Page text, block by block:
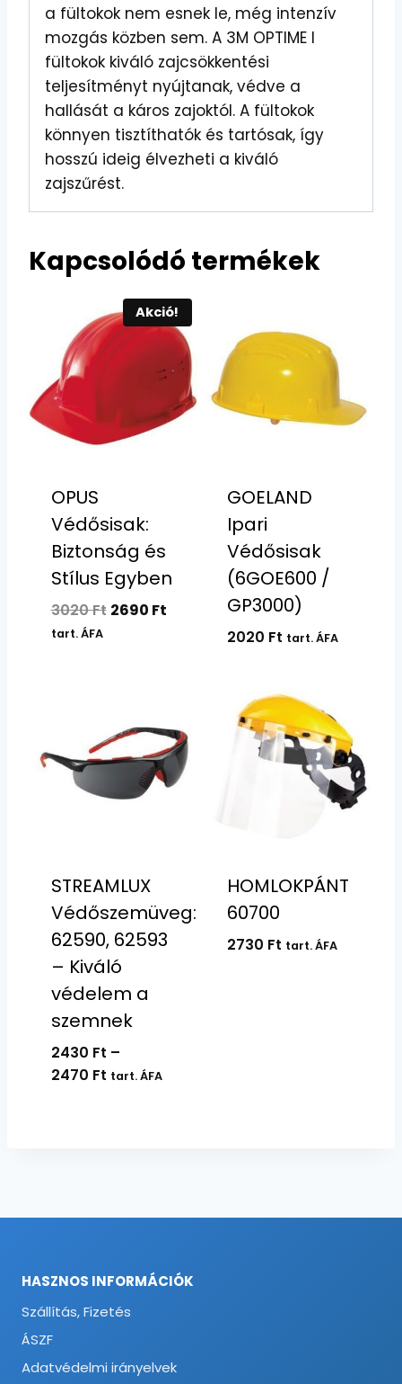
a fültokok nem esnek le, még intenzív
mozgás közben sem. A 3M OPTIME I
fültokok kiváló zajcsökkentési
teljesítményt nyújtanak, védve a
hallását a káros zajoktól. A fültokok
könnyen tisztíthatók és tartósak, így
hosszú ideig élvezheti a kiváló
zajszűrést.
Kapcsolódó termékek
Akció!
OPUS
Védősisak:
Biztonság és
Stílus Egyben
3020Ft Original
2690 FtCurrent
tart. ÁFA
GOELAND
Ipari
Védősisak
(6GOE600 /
GP3000)
2020 Ft tart. ÁFA
STREAMLUX
Védőszemüveg:
62590, 62593
– Kiváló
védelem a
szemnek
2430 Ft –
2470 FtÁrtartomány:
tart. ÁFA
HOMLOKPÁNT
60700
2730 Ft tart. ÁFA
HASZNOS INFORMÁCIÓK
Szállítás, Fizetés
ÁSZF
Adatvédelmi irányelvek